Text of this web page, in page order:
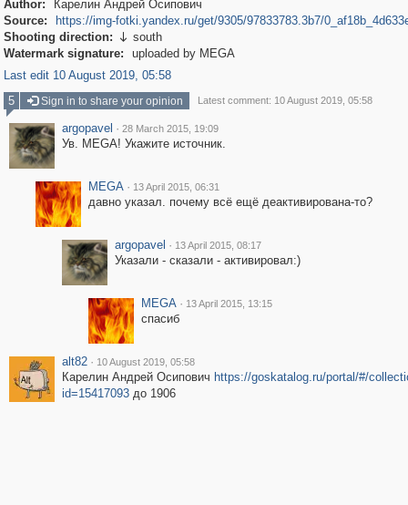
Author:
Карелин Андрей Осипович
Source:
https://img-fotki.yandex.ru/get/9305/97833783.3b7/
Shooting direction:  south
Watermark signature:
uploaded by MEGA
Last edit 10 August 2019, 05:58
5
Sign in to share your opinion Latest comment: 10 August 2019, 05:58
argopavel · 28 March 2015, 19:09
Ув. MEGA! Укажите источник.
MEGA · 13 April 2015, 06:31
давно указал. почему всё ещё деактивирована-то?
argopavel · 13 April 2015, 08:17
Указали - сказали - активировал:)
MEGA · 13 April 2015, 13:15
спасиб
alt82 · 10 August 2019, 05:58
Карелин Андрей Осипович https://goskatalog.ru/portal/#/
id=15417093до 1906